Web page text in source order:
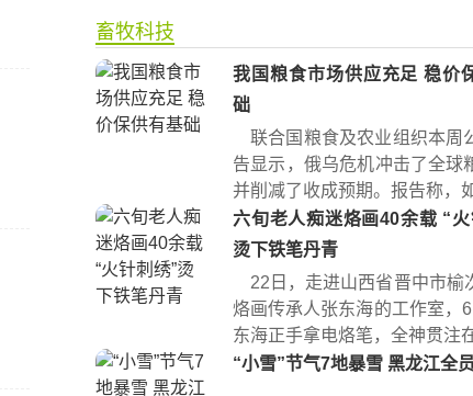
畜牧科技
我国粮食市场供应充足 稳价
础
联合国粮食及农业组织本周
告显示，俄乌危机冲击了全球
并削减了收成预期。报告称，
六旬老人痴迷烙画40余载 “火针刺绣”
烫下铁笔丹青
22日，走进山西省晋中市榆
烙画传承人张东海的工作室，
东海正手拿电烙笔，全神贯注
“小雪”节气7地暴雪 黑龙江全